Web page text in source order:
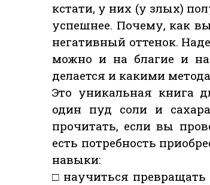
кстати, у них (у злых)
успешнее. Почему, как вы
негативный оттенок.
можно и на благие и
делается и какими
Это уникальная книга
один пуд соли и
прочитать, если вы
есть потребность
навыки:
□ научиться